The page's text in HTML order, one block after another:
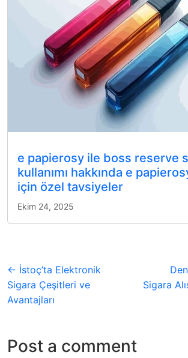
e papierosy ile boss reserve
kullanımı hakkında e
için özel tavsiyeler
Ekim 24, 2025
← İstoç’ta Elektronik
Sigara Çeşitleri ve
Avantajları
Sigara
Post a comment